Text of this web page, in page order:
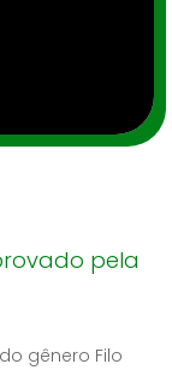
pela
gênero Filo